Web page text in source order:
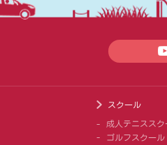
スクール
成人テニススク
ゴルフスクール